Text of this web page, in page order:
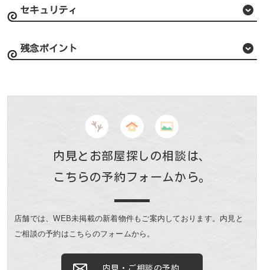
セキュリティ
残念ポイント
内見とお部屋探しの相談は、
こちらの予約フォームから。
店舗では、WEB未掲載の新着物件もご案内しております。 内見と
ご相談の予約はこちらのフォームから。
内見・ご相談の予約